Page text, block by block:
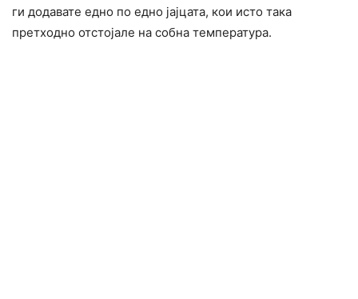
ги додавате едно по едно јајцата, кои исто така
претходно отстојале на собна температура.